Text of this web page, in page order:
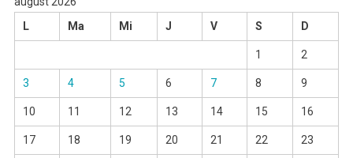
L
Ma Mi J V S D
1 2
3 4 5 6 7 8 9
10 11 12 13 14 15 16
17 18 19 20 21 22 23